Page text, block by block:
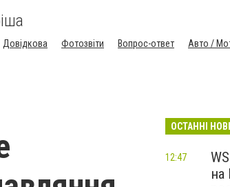
Довідкова Фотозвіти Вопрос-ответ
Авто /
ОСТАННІ
на
12:47